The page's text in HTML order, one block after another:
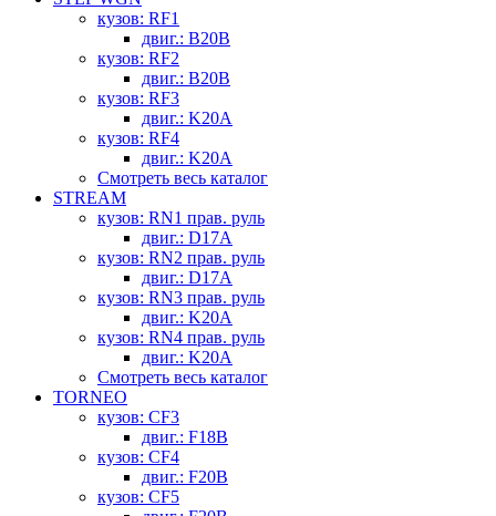
кузов: RF1
двиг.: B20B
кузов: RF2
двиг.: B20B
кузов: RF3
двиг.: K20A
кузов: RF4
двиг.: K20A
Смотреть весь каталог
STREAM
кузов: RN1 прав. руль
двиг.: D17A
кузов: RN2 прав. руль
двиг.: D17A
кузов: RN3 прав. руль
двиг.: K20A
кузов: RN4 прав. руль
двиг.: K20A
Смотреть весь каталог
TORNEO
кузов: CF3
двиг.: F18B
кузов: CF4
двиг.: F20B
кузов: CF5